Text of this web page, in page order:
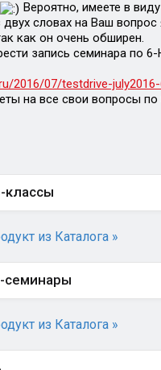
Вероятно, имеете в
словах на Ваш вопрос
как он очень обширен.
запись семинара по
2016/07/testdrive-
на все свои вопросы
классы
из Каталога »
семинары
из Каталога »